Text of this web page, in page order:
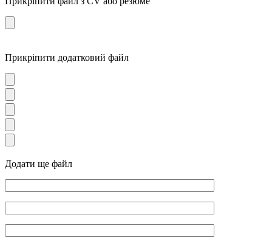
Прикріпити додатковий файл
Додати ще файл